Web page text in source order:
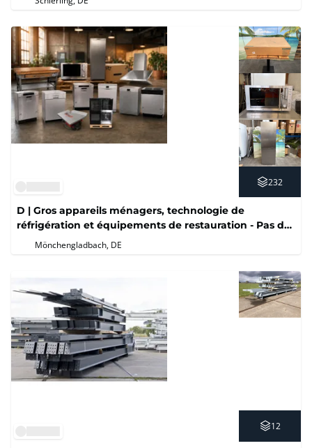
232
D | Gros appareils ménagers, technologie de
réfrigération et équipements de restauration - Pas de
prix de réserve
Mönchengladbach, DE
12